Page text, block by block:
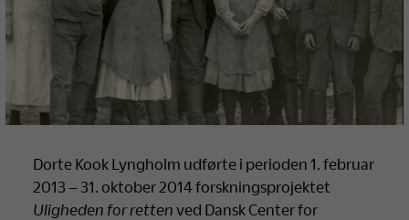
Dorte Kook Lyngholm udførte i perioden 1. februar
2013 – 31. oktober 2014 forskningsprojektet
Uligheden for retten ved Dansk Center for